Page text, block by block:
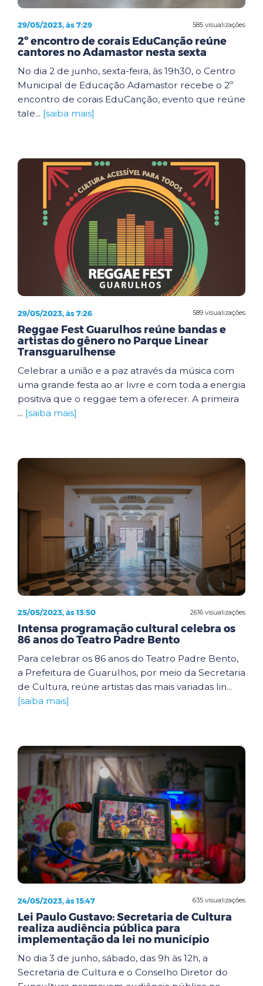
585 visualizações
29/05/2023, às 7:29
2º encontro de corais EduCanção reúne
cantores no Adamastor nesta sexta
No dia 2 de junho, sexta-feira, às 19h30, o Centro
Municipal de Educação Adamastor recebe o 2º
encontro de corais EduCanção, evento que reúne
tale... [saiba mais]
589 visualizações
29/05/2023, às 7:26
Reggae Fest Guarulhos reúne bandas e
artistas do gênero no Parque Linear
Transguarulhense
Celebrar a união e a paz através da música com
uma grande festa ao ar livre e com toda a energia
positiva que o reggae tem a oferecer. A primeira
... [saiba mais]
2616 visualizações
25/05/2023, às 13:50
Intensa programação cultural celebra os
86 anos do Teatro Padre Bento
Para celebrar os 86 anos do Teatro Padre Bento,
a Prefeitura de Guarulhos, por meio da Secretaria
de Cultura, reúne artistas das mais variadas lin...
[saiba mais]
635 visualizações
24/05/2023, às 15:47
Lei Paulo Gustavo: Secretaria de Cultura
realiza audiência pública para
implementação da lei no município
No dia 3 de junho, sábado, das 9h às 12h, a
Secretaria de Cultura e o Conselho Diretor do